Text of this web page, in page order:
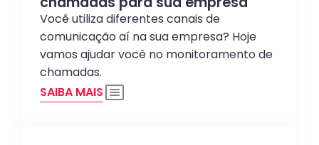
Você utiliza diferentes canais de
comunicação aí na sua empresa? Hoje
vamos ajudar você no monitoramento de
chamadas.
SAIBA MAIS